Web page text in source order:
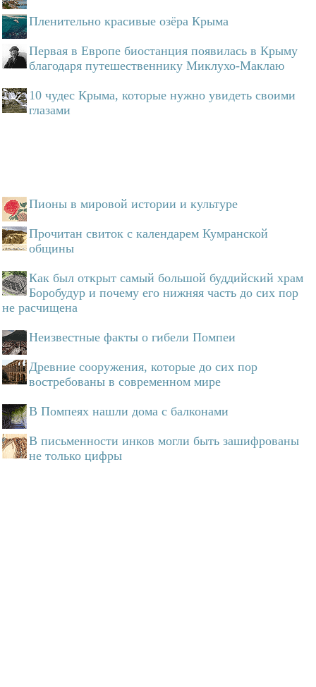
Пленительно красивые озёра Крыма
Первая в Европе биостанция появилась в Крыму
благодаря путешественнику Миклухо-Маклаю
10 чудес Крыма, которые нужно увидеть своими
глазами
Пионы в мировой истории и культуре
Прочитан свиток с календарем Кумранской
общины
Как был открыт самый большой буддийский храм
Боробудур и почему его нижняя часть до сих пор
не расчищена
Неизвестные факты о гибели Помпеи
Древние сооружения, которые до сих пор
востребованы в современном мире
В Помпеях нашли дома с балконами
В письменности инков могли быть зашифрованы
не только цифры